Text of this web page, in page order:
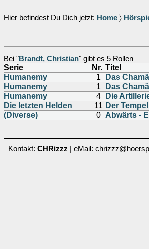
Hier befindest Du Dich jetzt: Home 〉
Bei "Brandt, Christian" gibt es 5 Rollen
Serie Nr. Titel
Humanemy
1
Das
Humanemy
1
Das
Humanemy
4
Die
Die letzten Helden
11 Der
(Diverse)
0 Abwärts -
Kontakt: CHRizzz | eMail: